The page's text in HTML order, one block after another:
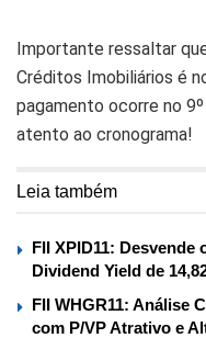
Importante ressaltar
Créditos Imobiliários é
pagamento ocorre no
atento ao cronograma!
Leia também
FII XPID11:
Dividend Yield de
FII WHGR11: Análise
com P/VP Atrativo e